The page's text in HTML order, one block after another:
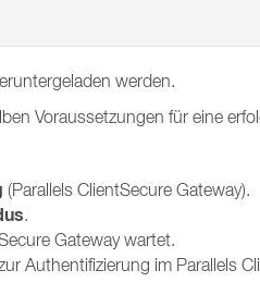
werden.
Voraussetzungen für eine
(Parallels ClientSecure Gateway).
.
Gateway wartet.
Authentifizierung im Parallels